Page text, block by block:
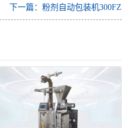
下一篇：粉剂自动包装机300FZ